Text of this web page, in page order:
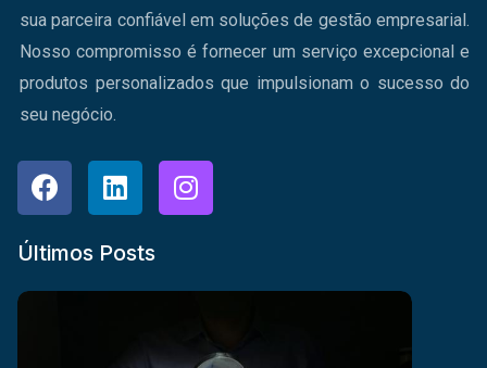
sua parceira confiável em soluções de gestão empresarial.
Nosso compromisso é fornecer um serviço excepcional e
produtos personalizados que impulsionam o sucesso do
seu negócio.
Últimos Posts